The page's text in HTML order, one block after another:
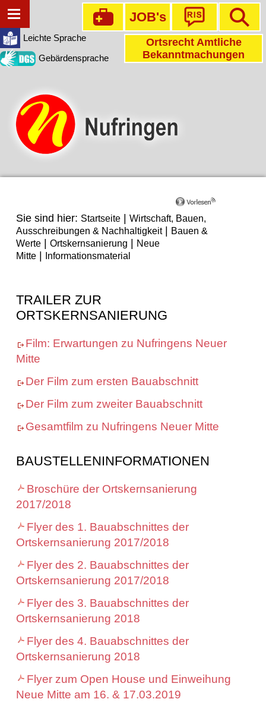
Leichte Sprache
Gebärdensprache
JOB's
Ortsrecht Amtliche
Bekanntmachungen
Sie sind hier: Startseite| Wirtschaft, Bauen,
Ausschreibungen & Nachhaltigkeit|
Bauen &
Werte| Ortskernsanierung
Neue
Mitte| Informationsmaterial
TRAILER ZUR
ORTSKERNSANIERUNG
Film: Erwartungen zu Nufringens Neuer
Mitte
Der Film zum ersten Bauabschnitt
Der Film zum zweiter Bauabschnitt
Gesamtfilm zu Nufringens Neuer Mitte
BAUSTELLENINFORMATIONEN
Broschüre der Ortskernsanierung
2017/2018
Flyer des 1. Bauabschnittes der
Ortskernsanierung 2017/2018
Flyer des 2. Bauabschnittes der
Ortskernsanierung 2017/2018
Flyer des 3. Bauabschnittes der
Ortskernsanierung 2018
Flyer des 4. Bauabschnittes der
Ortskernsanierung 2018
Flyer zum Open House und Einweihung
Neue Mitte am 16. & 17.03.2019